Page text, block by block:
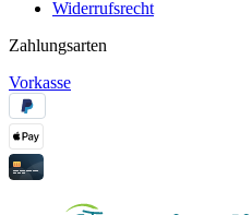
Widerrufsrecht
Zahlungsarten
Vorkasse